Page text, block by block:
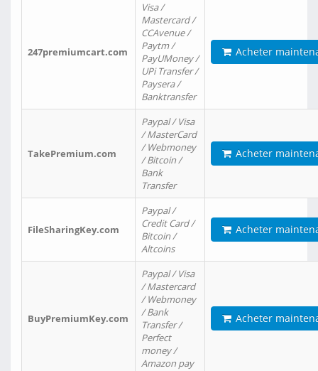
247premiumcart.com
Visa /
Mastercard /
CCAvenue /
Paytm /
PayUMoney /
UPi Transfer /
Paysera /
Banktransfer
Acheter
TakePremium.com
Paypal / Visa
/ MasterCard
/ Webmoney
/ Bitcoin /
Bank
Transfer
Acheter
FileSharingKey.com
Paypal /
Credit Card /
Bitcoin /
Altcoins
Acheter
BuyPremiumKey.com
Paypal / Visa
/ Mastercard
/ Webmoney
/ Bank
Transfer /
Perfect
money /
Amazon pay
Acheter